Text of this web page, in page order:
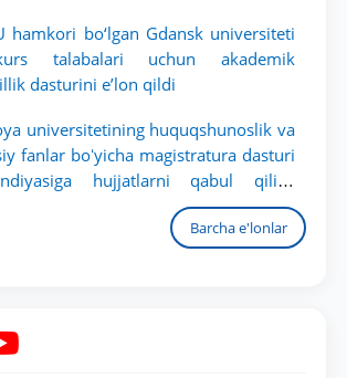
hamkori bo‘lgan Gdansk universiteti
talabalari uchun akademik
dasturini e’lon qildi
universitetining huquqshunoslik va
fanlar boʻyicha magistratura dasturi
hujjatlarni qabul qilish
Barcha e'lonlar